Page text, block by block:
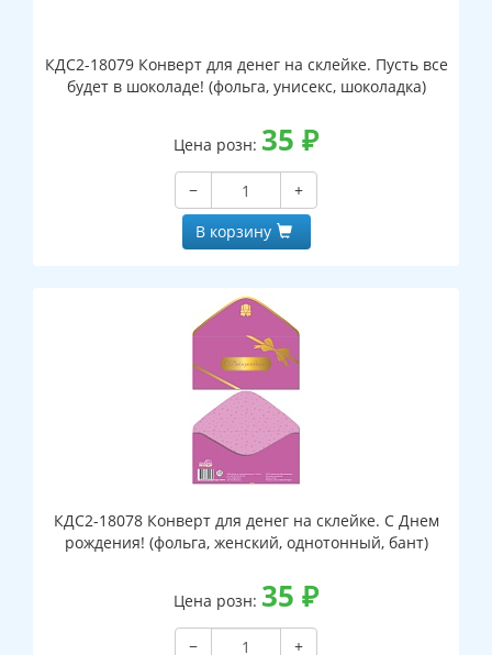
КДС2-18079 Конверт для денег на склейке. Пусть все
будет в шоколаде! (фольга, унисекс, шоколадка)
Цена розн: 35 ₽
−
+
В корзину
КДС2-18078 Конверт для денег на склейке. С Днем
рождения! (фольга, женский, однотонный, бант)
Цена розн: 35 ₽
−
+